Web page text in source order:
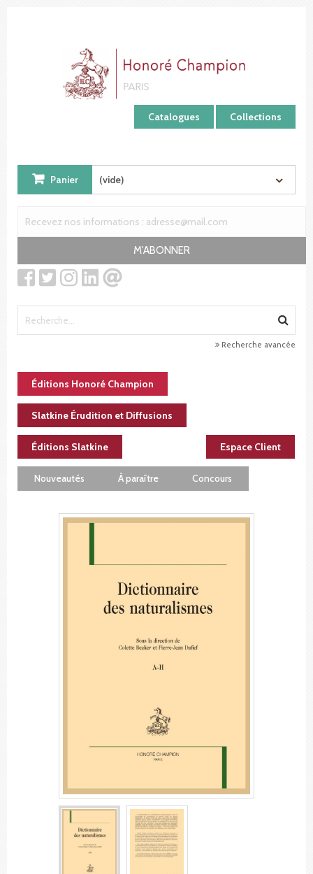
Catalogues Collections
Panier (vide)
M'ABONNER
Recherche avancée
Éditions Honoré Champion
Slatkine Érudition et Diffusions
Éditions Slatkine Espace Client
Nouveautés À paraître Concours